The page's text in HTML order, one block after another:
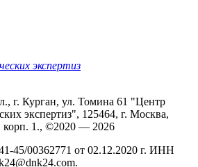
экспертиз
г. Курган, ул. Томина 61 "Центр
экспертиз", 125464, г. Москва,
корп. 1., ©2020 — 2026
45/00362771 от 02.12.2020 г. ИНН